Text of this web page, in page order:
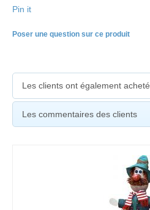
Pin it
Poser une question sur ce produit
Les clients ont également acheté
Les commentaires des clients